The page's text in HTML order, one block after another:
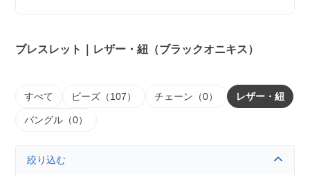
ブレスレット｜レザー・紐（ブラックオニキス）
すべて ビーズ（107） チェーン（0） レザー・紐
バングル（0）
絞り込む